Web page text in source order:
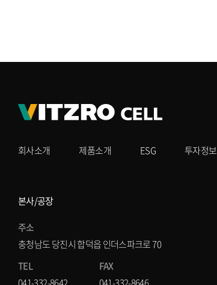
회사소개 제품소개 ESG 투자정보
본사/공장
주소
충청남도 당진시 합덕읍 인더스파크로 70
TEL
FAX